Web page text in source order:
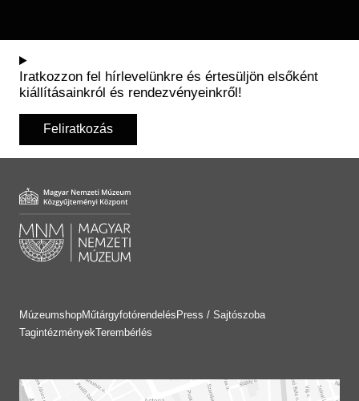
Iratkozzon fel hírlevelünkre és értesüljön elsőként
kiállításainkról és rendezvényeinkről!
Feliratkozás
MúzeumshopMűtárgyfotórendelés Press / Sajtószoba
TagintézményekTerembérlés